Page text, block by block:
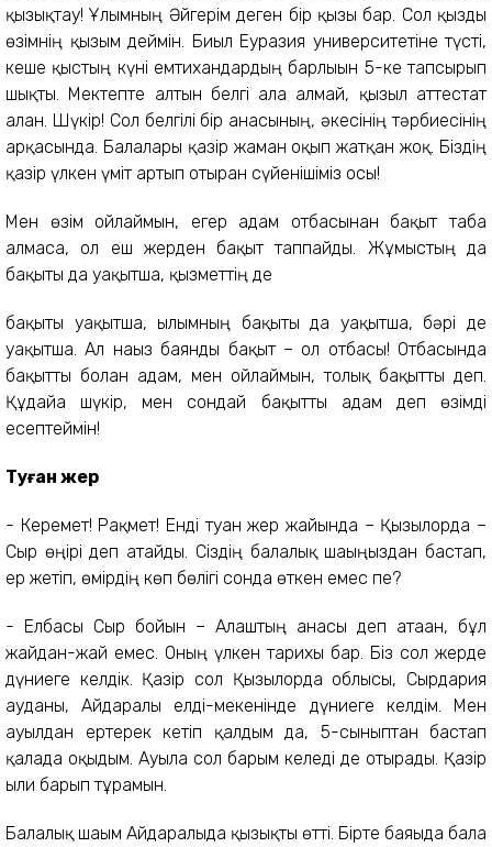
қызықтау! Ұлымның Әйгерім деген бір қызы бар. Сол қызды
өзімнің қызым деймін. Биыл Еуразия университетіне түсті,
кеше қыстың күні емтихандардың барлығын 5-ке тапсырып
шықты. Мектепте алтын белгі ала алмай, қызыл аттестат
алған. Шүкір! Сол белгілі бір анасының, әкесінің тәрбиесінің
арқасында. Балалары қазір жаман оқып жатқан жоқ. Біздің
қазір үлкен үміт артып отырған сүйенішіміз осы!
Мен өзім ойлаймын, егер адам отбасынан бақыт таба
алмаса, ол еш жерден бақыт таппайды. Жұмыстың да
бақыты да уақытша, қызметтің де
бақыты уақытша, ғылымның бақыты да уақытша, бәрі де
уақытша. Ал нағыз баянды бақыт – ол отбасы! Отбасында
бақытты болған адам, мен ойлаймын, толық бақытты деп.
Құдайға шүкір, мен сондай бақытты адам деп өзімді
есептеймін!
Туған жер
- Керемет! Рақмет! Енді туған жер жайында – Қызылорда –
Сыр өңірі деп атайды. Сіздің балалық шағыңыздан бастап,
ер жетіп, өмірдің көп бөлігі сонда өткен емес пе?
- Елбасы Сыр бойын – Алаштың анасы деп атаған, бұл
жайдан-жай емес. Оның үлкен тарихы бар. Біз сол жерде
дүниеге келдік. Қазір сол Қызылорда облысы, Сырдария
ауданы, Айдаралы елді-мекенінде дүниеге келдім. Мен
ауылдан ертерек кетіп қалдым да, 5-сыныптан бастап
қалада оқыдым. Ауылға сол барғым келеді де отырады. Қазір
ылғи барып тұрамын.
Балалық шағым Айдаралыда қызықты өтті. Бірте баяғыда бала